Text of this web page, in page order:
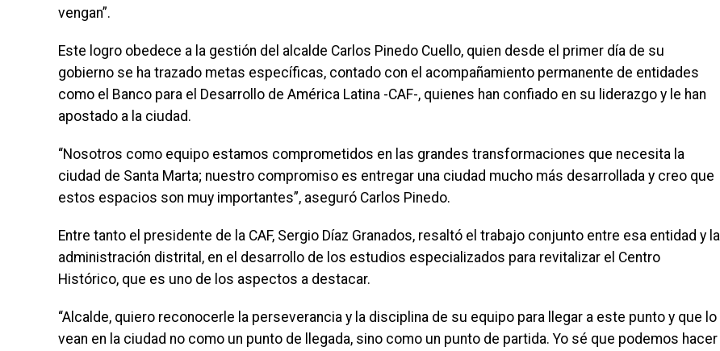
vengan”.
Este logro obedece a la gestión del alcalde Carlos Pinedo Cuello, quien desde el primer día de su
gobierno se ha trazado metas específicas, contado con el acompañamiento permanente de entidades
como el Banco para el Desarrollo de América Latina -CAF-, quienes han confiado en su liderazgo y le han
apostado a la ciudad.
“Nosotros como equipo estamos comprometidos en las grandes transformaciones que necesita la
ciudad de Santa Marta; nuestro compromiso es entregar una ciudad mucho más desarrollada y creo que
estos espacios son muy importantes”, aseguró Carlos Pinedo.
Entre tanto el presidente de la CAF, Sergio Díaz Granados, resaltó el trabajo conjunto entre esa entidad y la
administración distrital, en el desarrollo de los estudios especializados para revitalizar el Centro
Histórico, que es uno de los aspectos a destacar.
“Alcalde, quiero reconocerle la perseverancia y la disciplina de su equipo para llegar a este punto y que lo
vean en la ciudad no como un punto de llegada, sino como un punto de partida. Yo sé que podemos hacer